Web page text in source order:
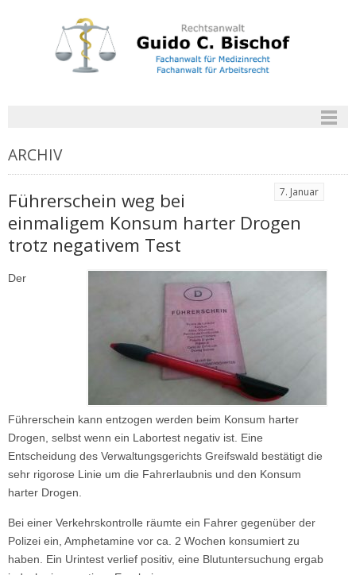
ARCHIV
7. Januar
Führerschein weg bei
einmaligem Konsum harter Drogen
trotz negativem Test
Der
Führerschein kann entzogen werden beim Konsum harter
Drogen, selbst wenn ein Labortest negativ ist. Eine
Entscheidung des Verwaltungsgerichts Greifswald bestätigt die
sehr rigorose Linie um die Fahrerlaubnis und den Konsum
harter Drogen.
Bei einer Verkehrskontrolle räumte ein Fahrer gegenüber der
Polizei ein, Amphetamine vor ca. 2 Wochen konsumiert zu
haben. Ein Urintest verlief positiv, eine Blutuntersuchung ergab